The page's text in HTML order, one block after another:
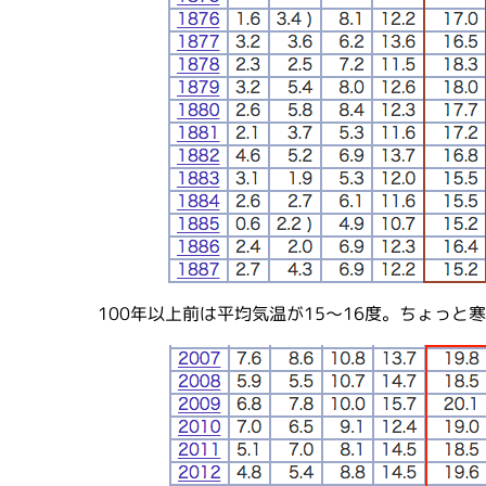
100年以上前は平均気温が15〜16度。ちょっと